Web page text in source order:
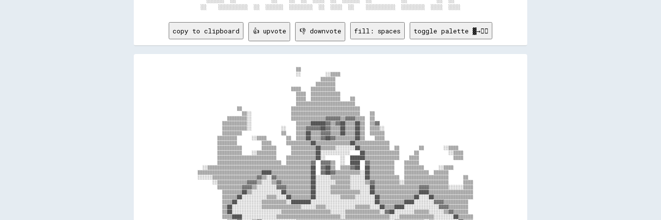
copy to clipboard 👍 upvote 👎 downvote fill: spaces toggle palette ▓→✊🏽
                                            ▒▒
                                            ░░          ░░▒▒▒▒
                                                      ▒▒▒▒▒▒
                                                    ▒▒▒▒▒▒▒▒
                                          ▒▒▒▒    ▒▒▒▒▒▒▒▒▒▒
                                            ▒▒▒▒  ▒▒▒▒▒▒▒▒▒▒▒▒
                                            ▒▒▒▒  ▒▒▒▒▒▒▒▒▒▒▒▒    ▒▒
                                            ▒▒▒▒▒▒▒▒▒▒▒▒▒▒▒▒▒▒▒▒▒▒▒▒
                    ▒▒                    ▒▒▒▒▒▒▒▒▒▒▒▒▒▒▒▒▒▒▒▒▒▒▒▒▒▒▒▒
                      ▒▒░░                ▒▒▒▒▒▒▒▒▒▒▒▒▒▒▒▒▒▒▒▒▒▒▒▒▒▒▒▒    ▒▒
                ▒▒▒▒▒▒▒▒░░                ▒▒▒▒▒▒▒▒▒▒▒▒▒▒▓▓▓▓▓▓▒▒▓▓▓▓▒▒▒▒  ▒▒
              ▒▒▒▒▒▒▒▒▒▒░░                  ▒▒▒▒▒▒██████▓▓▒▒▓▓██▒▒▒▒██▒▒  ▒▒▓▓
              ▒▒▒▒▒▒▒▒▒▒░░            ░░    ▒▒▒▒▓▓▓▓▓▓██▓▓▒▒▒▒██▒▒▒▒██▒▒  ▒▒▒▒░░
              ▒▒▒▒▒▒▒▒                ▒▒    ▒▒▒▒██▒▒▒▒▓▓▓▓▒▒▒▒██▒▒▒▒██▒▒  ▒▒▒▒▒▒
            ▒▒▒▒▒▒▒▒      ░░▒▒▒▒        ▒▒  ▒▒▒▒██▒▒▒▒▓▓██▓▓▒▒▒▒▒▒▒▒██▒▒    ▒▒▒▒
            ▒▒▒▒▒▒▒▒          ▒▒▒▒      ▒▒▒▒▒▒▒▒▒▒██▒▒▒▒▒▒▒▒▒▒▒▒▒▒██▒▒▒▒▒▒▒▒▒▒▒▒▒▒
            ▒▒▒▒▒▒▒▒▒▒        ▒▒▒▒▒▒      ▒▒▒▒▒▒▒▒▒▒██▒▒▒▒▒▒░░░░░░░░██▒▒▒▒▒▒▒▒▒▒▒▒  ▒▒        ▒▒        ░░▒▒▒▒
            ▒▒▒▒▒▒▒▒▒▒    ░░▒▒▒▒▒▒▒▒      ▒▒▒▒▒▒▒▒▒▒██░░░░░░░░░░░░    ██▒▒▒▒▒▒▒▒▒▒▒▒▒▒      ▒▒            ░░▒▒▒▒
            ▒▒▒▒▒▒▒▒▒▒▒▒▒▒▒▒▒▒▒▒▒▒▒▒    ▒▒▒▒▒▒▒▒▒▒▒▒██░░      ░░  ██████▒▒▒▒▒▒▒▒▒▒▒▒▒▒    ▒▒▒▒              ▒▒▒▒
            ▒▒▒▒▒▒▒▒▒▒▒▒▒▒▒▒▒▒▒▒▒▒▒▒▒▒  ▒▒▒▒▒▒▒▒▒▒▓▓  ▓▓▓▓▒▒  ░░  ████  ▓▓▒▒▒▒▒▒▒▒▒▒    ▒▒▒▒▒▒
      ░░▒▒▒▒▒▒▒▒▒▒▒▒▒▒▒▒▒▒▒▒▒▒▒▒▒▒▒▒▒▒▒▒▒▒▒▒▒▒▒▒▒▒██  ▓▓██▒▒  ▒▒▒▒▓▓██  ██▒▒▒▒▒▒▒▒▒▒    ▒▒▒▒▒▒▒▒      ░░▒▒▒▒
    ▒▒▒▒▒▒▒▒▒▒▒▒▒▒▒▒▒▒▒▒▒▒▒▒▒▒████▒▒▒▒▒▒▒▒▒▒▒▒▒▒▒▒██  ▓▓██▓▓▒▒▒▒▒▒▒▒▒▒░░██▒▒▒▒▒▒▒▒▒▒    ▒▒▒▒▒▒▒▒▒▒  ▒▒▒▒▒▒
    ░░░░░░▒▒▒▒▒▒▒▒▒▒▒▒▒▒▒▒▒▒▓▓▒▒░░▓▓▒▒▒▒▒▒▒▒▒▒▒▒▒▒██░░░░░░▒▒▒▒▒▒▒▒░░░░░░██▒▒▒▒▒▒▒▒▒▒▒▒  ▒▒▒▒▒▒▒▒▒▒▒▒▒▒▒▒▒▒      ▒▒
          ░░▒▒▒▒▒▒▒▒▒▒▒▒▓▓▓▓▒▒░░░░▒▒▓▓▒▒▒▒▒▒▒▒▒▒▒▒██░░░░░░░░▒▒▒▒▒▒░░░░░░▒▒▓▓▒▒▒▒▒▒▒▒▒▒░░▒▒▒▒▒▒▒▒▒▒▒▒▒▒▒▒▒▒      ▒▒▒▒
            ▒▒▒▒▒▒▒▒▒▒▓▓▓▓▒▒░░░░░░░░▓▓▓▓▒▒▒▒▒▒▒▒▒▒██░░░░░░▒▒▒▒▒▒▒▒░░░░░░░░██▒▒▒▒▒▒▒▒▒▒▒▒▒▒▒▒▒▒▓▓▓▓▒▒▒▒▒▒▒▒░░░░░░▒▒▒▒
              ▒▒▒▒▒▒▒▒██▒▒░░░░░░░░░░░░██▒▒▒▒▒▒▒▒▒▒██░░░░░░▒▒▒▒▒▒▒▒▒▒▒▒░░░░██▒▒▒▒▒▒▒▒▒▒▒▒▒▒▒▒▒▒████▒▒▒▒▒▒▒▒▒▒▒▒▒▒▒▒▒▒
              ▒▒▒▒▒▒██░░░░░░░░░░▒▒▒▒░░░░██▒▒▒▒▒▒▒▒██░░░░░░░░░░▒▒▒▒▒▒░░░░░░░░██▒▒▒▒▒▒▒▒▒▒▒▒▒▒██░░░░██▒▒▒▒▒▒▒▒▒▒▒▒▒▒▒▒
              ▒▒▒▒██░░░░░░░░░░▒▒▒▒▒▒▒▒▒▒░░████████░░░░░░░░░░░░░░░░░░░░░░░░░░██▒▒▒▒▒▒▒▒▒▒████░░░░░░░░▓▓▓▓▒▒▒▒▒▒▒▒▒▒
              ▒▒██░░░░░░░░░░░░▒▒▒▒▒▒▒▒▒▒▒▒▒▒▒▒░░░░░░▒▒▒▒░░░░░░░░░░░░▒▒▒▒▒▒░░░░██▒▒▒▒████░░░░░░░░░░░░░░▓▓▓▓▒▒▒▒▒▒▒▒
              ▒▒██░░░░░░░░░░░░░░░░░░░░▒▒▒▒▒▒▒▒▒▒▒▒▒▒▒▒▒▒▒▒░░░░░░▒▒▒▒▒▒▒▒▒▒▒▒▒▒░░▓▓██░░░░░░░░▒▒▒▒▒▒░░░░░░▒▒▓▓▒▒▒▒▒▒
              ▒▒▒▒████░░░░░░░░░░░░░░▒▒▒▒▒▒▒▒▒▒▒▒▒▒▒▒▒▒▒▒▒▒▒▒▒▒░░▒▒▒▒▒▒▒▒▒▒▒▒▒▒▒▒▒▒░░░░▒▒▒▒▒▒▒▒▒▒▒▒▒▒░░░░░░░░██▒▒▒▒▒▒